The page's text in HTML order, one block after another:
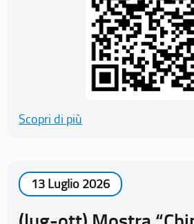
Scopri di più
13 Luglio 2026